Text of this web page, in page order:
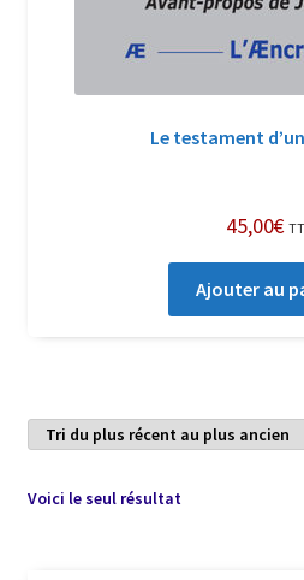
Le testament
45,00€
Ajouter au
Voici le seul résultat